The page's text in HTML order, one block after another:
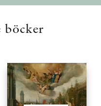
böcker